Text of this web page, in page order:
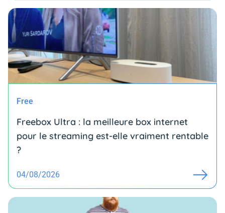
Free
Freebox Ultra : la meilleure box internet
pour le streaming est-elle vraiment rentable
?
04/08/2026